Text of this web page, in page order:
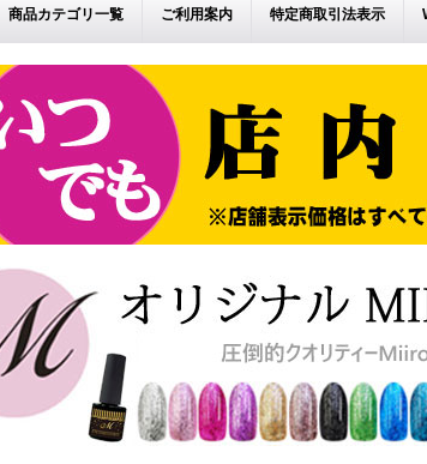
商品カテゴリ一覧 ご利用案内 特定商取引法表示